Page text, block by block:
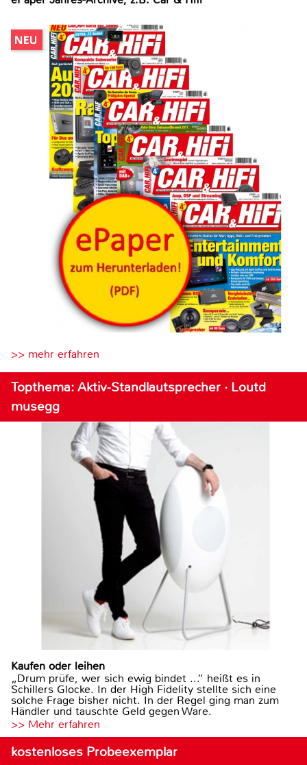
>> mehr erfahren
Topthema: Aktiv-Standlautsprecher · Loutd
musegg
Kaufen oder leihen
„Drum prüfe, wer sich ewig bindet ...“ heißt es in
Schillers Glocke. In der High Fidelity stellte sich eine
solche Frage bisher nicht. In der Regel ging man zum
Händler und tauschte Geld gegen Ware.
>> Mehr erfahren
kostenloses Probeexemplar